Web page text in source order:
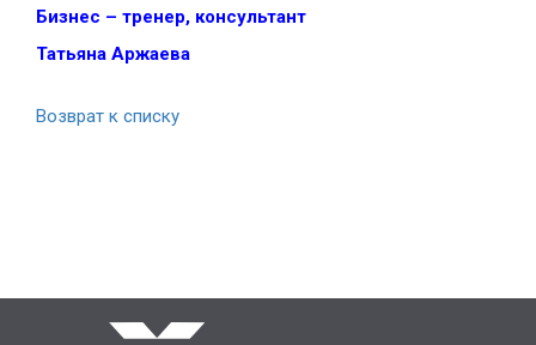
Бизнес – тренер, консультант
Татьяна Аржаева
Возврат к списку